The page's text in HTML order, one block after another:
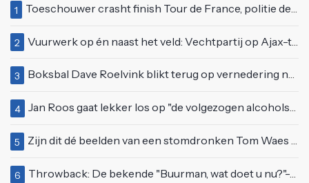
1 Toeschouwer crasht finish Tour de France, politie deelt bodycheck uit
2 Vuurwerk op én naast het veld: Vechtpartij op Ajax-tribune tussen supporters en stewards
3 Boksbal Dave Roelvink blikt terug op vernedering na z'n gevecht met Melvin Manhoef
4 Jan Roos gaat lekker los op "de volgezogen alcoholspons" Robert Jensen
5 Zijn dit dé beelden van een stomdronken Tom Waes vlak voordat hij in z'n auto stapte?
6 Throwback: De bekende "Buurman, wat doet u nu?"-scène uit Flodder met Tatjana Šimić